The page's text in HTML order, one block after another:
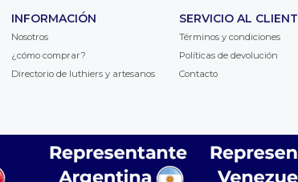
INFORMACIÓN
Nosotros
¿cómo comprar?
Directorio de luthiers y artesanos
SERVICIO AL
Términos y condiciones
Políticas de devolución
Contacto